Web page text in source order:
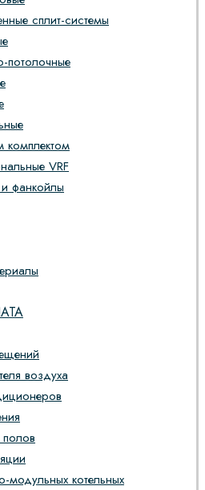
сплит-системы
потолочные
VRF
фанкойлы
воздуха
котельных